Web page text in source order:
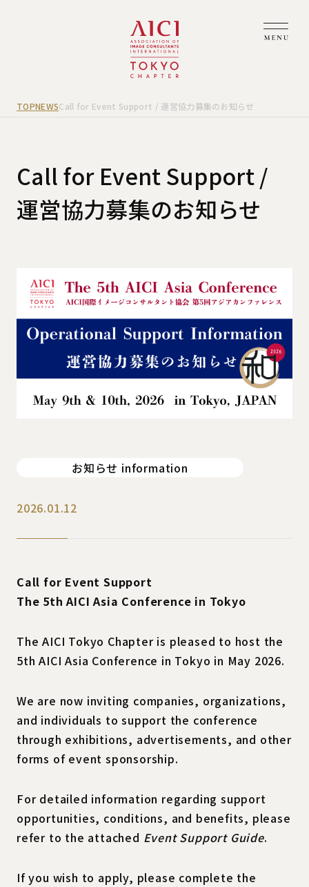
TOPNEWSCall for Event Support / 運営協力募集のお知らせ
Call for Event Support /
運営協力募集のお知らせ
お知らせ information
2026.01.12
Call for Event Support
The 5th AICI Asia Conference in Tokyo
The AICI Tokyo Chapter is pleased to host the
5th AICI Asia Conference in Tokyo in May 2026.
We are now inviting companies, organizations,
and individuals to support the conference
through exhibitions, advertisements, and other
forms of event sponsorship.
For detailed information regarding support
opportunities, conditions, and benefits, please
refer to the attached Event Support Guide.
If you wish to apply, please complete the